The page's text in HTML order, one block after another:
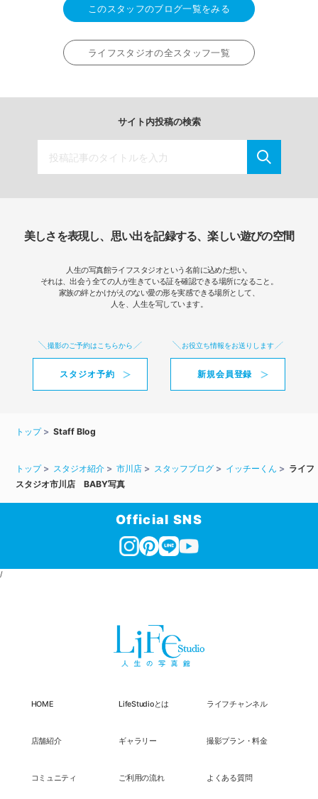
このスタッフのブログ一覧をみる
ライフスタジオの全スタッフ一覧
サイト内投稿の検索
美しさを表現し、思い出を記録する、楽しい遊びの空間
人生の写真館ライフスタジオという名前に込めた想い。
それは、出会う全ての人が生きている証を確認できる場所になること。
家族の絆とかけがえのない愛の形を実感できる場所として、
人を、人生を写しています。
撮影のご予約はこちらから
スタジオ予約
お役立ち情報をお送りします
新規会員登録
トップ Staff Blog
トップ スタジオ紹介 市川店 スタッフブログ イッチーくん
ライフ
スタジオ市川店 BABY写真
Official SNS
/
HOME LifeStudioとは ライフチャンネル
店舗紹介 ギャラリー 撮影プラン・料金
コミュニティ ご利用の流れ よくある質問